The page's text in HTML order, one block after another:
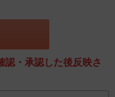
認・承認した後反映さ